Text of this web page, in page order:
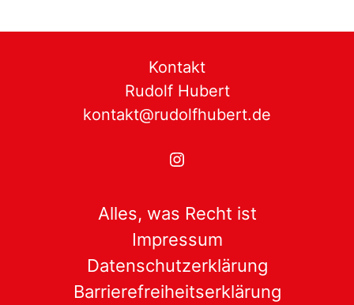
Kontakt
Rudolf Hubert
kontakt@rudolfhubert.de
Instagram
Alles, was Recht ist
Impressum
Datenschutzerklärung
Barrierefreiheitserklärung